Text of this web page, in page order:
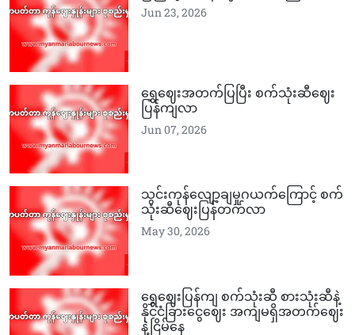
Jun 23, 2026
ရွှေဈေးအတက်ပြပြီး စက်သုံးဆီဈေး
ပြန်ကျလာ
Jun 07, 2026
သွင်းကုန်လျော့ချမှုဂယက်ကြောင့် စက်
သုံးဆီဈေးပြန်တက်လာ
May 30, 2026
ရွှေဈေးပြန်ကျ စက်သုံးဆီ စားသုံးဆီနဲ့
နိုင်ငံခြားငွေဈေး အကျမရှိအတက်ဈေး
နဲ့ငြိမ်နေ